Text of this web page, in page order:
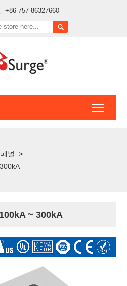
+86-757-86327660

널
>
~ 300kA